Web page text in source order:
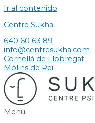
Ir al contenido
Centre Sukha
640 60 63 89
info@centresukha.com
Cornellá de Llobregat
Molins de Rei
Menú